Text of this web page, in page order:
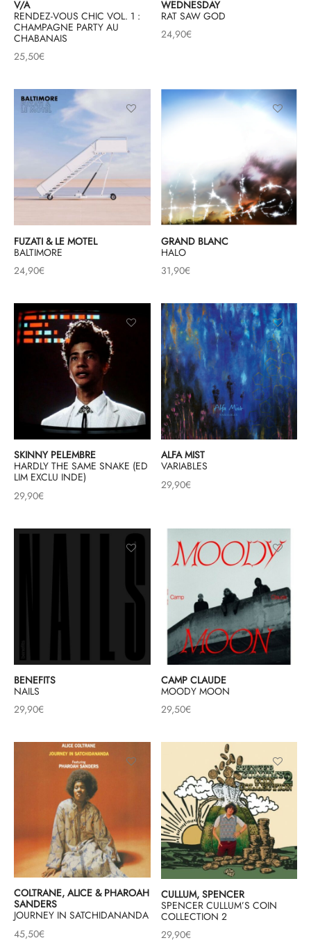
V/A
RENDEZ-VOUS CHIC VOL. 1 :
CHAMPAGNE PARTY AU
CHABANAIS
25,50€
WEDNESDAY
RAT SAW GOD
24,90€
FUZATI & LE MOTEL
BALTIMORE
24,90€
GRAND BLANC
HALO
31,90€
SKINNY PELEMBRE
HARDLY THE SAME SNAKE (ED
LIM EXCLU INDE)
29,90€
ALFA MIST
VARIABLES
29,90€
BENEFITS
NAILS
29,90€
CAMP CLAUDE
MOODY MOON
29,50€
COLTRANE, ALICE & PHAROAH
SANDERS
JOURNEY IN SATCHIDANANDA
45,50€
CULLUM, SPENCER
SPENCER CULLUM’S COIN
COLLECTION 2
29,90€